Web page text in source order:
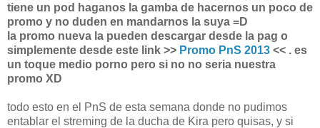
tiene un pod haganos la gamba de hacernos un poco de
promo y no duden en mandarnos la suya =D
la promo nueva la pueden descargar desde la pag o
simplemente desde este link >> Promo PnS 2013 << . es
un toque medio porno pero si no no seria nuestra
promo XD
todo esto en el PnS de esta semana donde no pudimos
entablar el streming de la ducha de Kira pero quisas, y si